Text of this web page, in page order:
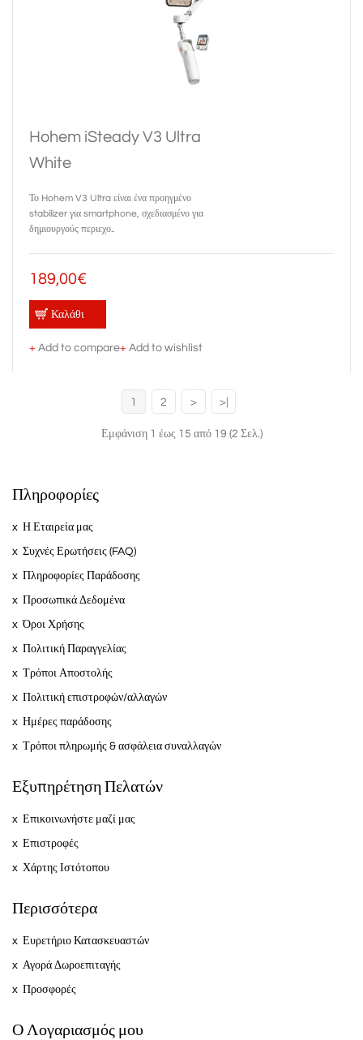
Hohem iSteady V3 Ultra
White
Το Hohem V3 Ultra είναι ένα προηγμένο
stabilizer για smartphone, σχεδιασμένο για
δημιουργούς περιεχο..
189,00€
Καλάθι
+ Add to compare+ Add to wishlist
1 2 > >|
Εμφάνιση 1 έως 15 από 19 (2 Σελ.)
Πληροφορίες
Η Εταιρεία μας
Συχνές Ερωτήσεις (FAQ)
Πληροφορίες Παράδοσης
Προσωπικά Δεδομένα
Όροι Χρήσης
Πολιτική Παραγγελίας
Τρόποι Αποστολής
Πολιτική επιστροφών/αλλαγών
Ημέρες παράδοσης
Τρόποι πληρωμής & ασφάλεια συναλλαγών
Εξυπηρέτηση Πελατών
Επικοινωνήστε μαζί μας
Επιστροφές
Χάρτης Ιστότοπου
Περισσότερα
Ευρετήριο Κατασκευαστών
Αγορά Δωροεπιταγής
Προσφορές
Ο Λογαριασμός μου